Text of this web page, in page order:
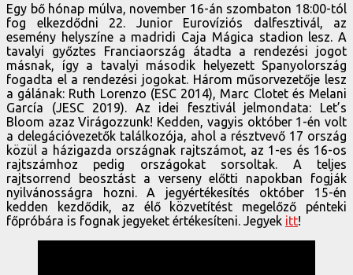
Egy bő hónap múlva, november 16-án szombaton 18:00-tól
fog elkezdődni 22. Junior Eurovíziós dalfesztivál, az
esemény helyszíne a madridi Caja Mágica stadion lesz. A
tavalyi győztes Franciaország átadta a rendezési jogot
másnak, így a tavalyi második helyezett Spanyolország
fogadta el a rendezési jogokat. Három műsorvezetője lesz
a gálának: Ruth Lorenzo (ESC 2014), Marc Clotet és Melani
García (JESC 2019). Az idei fesztivál jelmondata: Let’s
Bloom azaz Virágozzunk! Kedden, vagyis október 1-én volt
a delegációvezetők találkozója, ahol a résztvevő 17 ország
közül a házigazda országnak rajtszámot, az 1-es és 16-os
rajtszámhoz pedig országokat sorsoltak. A teljes
rajtsorrend beosztást a verseny előtti napokban fogják
nyilvánosságra hozni. A jegyértékesítés október 15-én
kedden kezdődik, az élő közvetítést megelőző pénteki
főpróbára is fognak jegyeket értékesíteni. Jegyek itt!